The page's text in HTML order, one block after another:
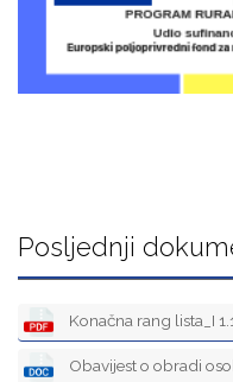
Posljednji
Konačna rang lista_I
Obavijest o obradi